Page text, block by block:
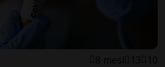
8 mesi 13 10